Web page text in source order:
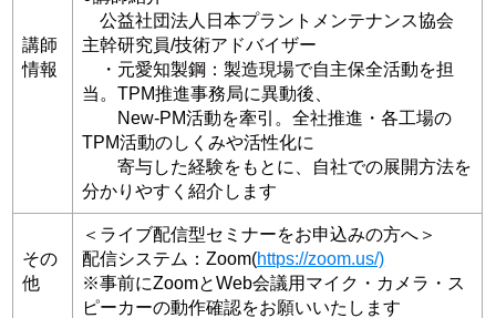
講師
情報
公益社団法人日本プラントメンテナンス協会
主幹研究員/技術アドバイザー
・元愛知製鋼：製造現場で自主保全活動を担
当。TPM推進事務局に異動後、
New-PM活動を牽引。全社推進・各工場の
TPM活動のしくみや活性化に
寄与した経験をもとに、自社での展開方法を
分かりやすく紹介します
その
他
＜ライブ配信型セミナーをお申込みの方へ＞
配信システム：Zoom(https://zoom.us/)
※事前にZoomとWeb会議用マイク・カメラ・ス
ピーカーの動作確認をお願いいたします